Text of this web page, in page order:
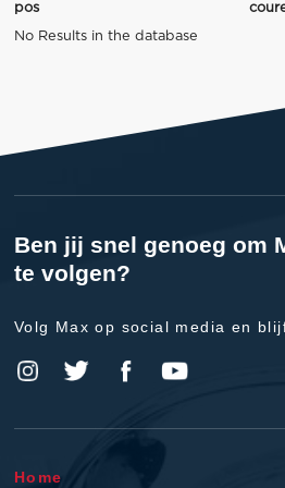
pos
No Results in the database
Ben jij snel genoeg om
te volgen?
Volg Max op social media en
Home